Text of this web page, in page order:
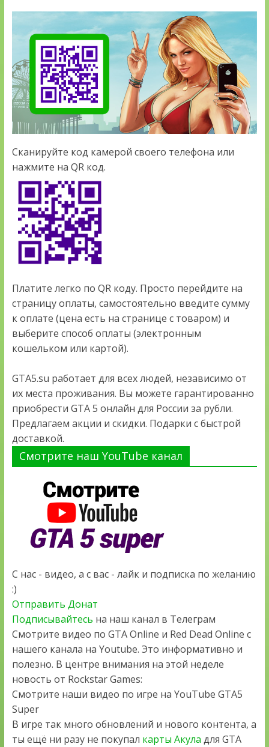
Сканируйте код камерой своего телефона или
нажмите на QR код.
Платите легко по QR коду. Просто перейдите на
страницу оплаты, самостоятельно введите сумму
к оплате (цена есть на странице с товаром) и
выберите способ оплаты (электронным
кошельком или картой).
GTA5.su работает для всех людей, независимо от
их места проживания. Вы можете гарантированно
приобрести GTA 5 онлайн для России за рубли.
Предлагаем акции и скидки. Подарки с быстрой
доставкой.
Смотрите наш YouTube канал
С нас - видео, а с вас - лайк и подписка по желанию
:)
Отправить Донат
Подписывайтесь на наш канал в Телеграм
Смотрите видео по GTA Online и Red Dead Online с
нашего канала на Youtube. Это информативно и
полезно. В центре внимания на этой неделе
новость от Rockstar Games:
Смотрите наши видео по игре на YouTube GTA5
Super
В игре так много обновлений и нового контента, а
ты ещё ни разу не покупал карты Акула для GTA